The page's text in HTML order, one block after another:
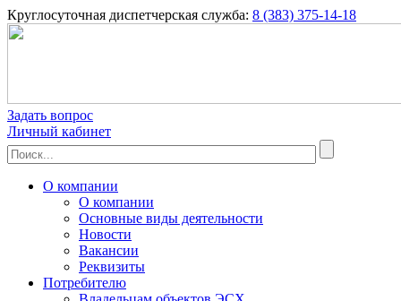
Круглосуточная диспетчерская служба: 8 (383) 375-14-18
Задать вопрос
Личный кабинет
О компании
О компании
Основные виды деятельности
Новости
Вакансии
Реквизиты
Потребителю